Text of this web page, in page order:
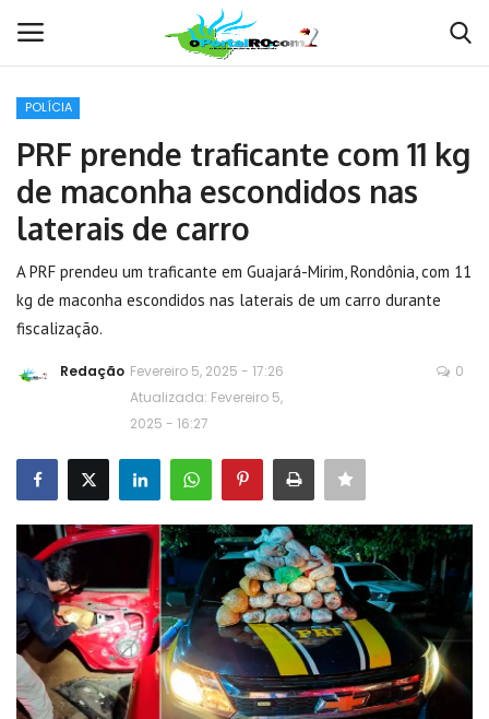
Home
Contato
MUNDO
POLÍCIA
PRF prende traficante com 11 kg
de maconha escondidos nas
laterais de carro
A PRF prendeu um traficante em Guajará-Mirim, Rondônia, com 11
kg de maconha escondidos nas laterais de um carro durante
fiscalização.
Redação Fevereiro 5, 2025 - 17:26
Atualizada: Fevereiro 5,
2025 - 16:27
0